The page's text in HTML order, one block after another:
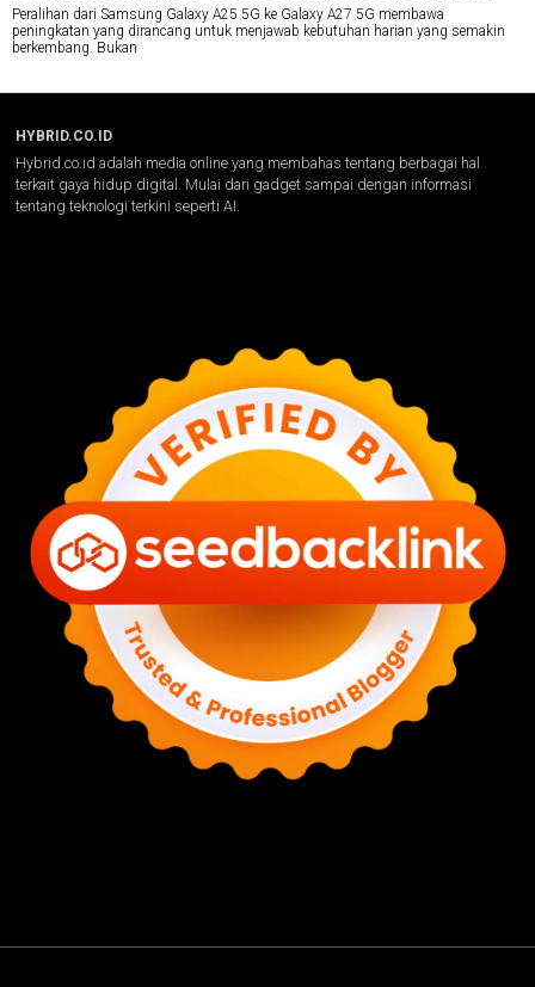
Peralihan dari Samsung Galaxy A25 5G ke Galaxy A27 5G membawa
peningkatan yang dirancang untuk menjawab kebutuhan harian yang semakin
berkembang. Bukan
HYBRID.CO.ID
Hybrid.co.id adalah media online yang membahas tentang berbagai hal
terkait gaya hidup digital. Mulai dari gadget sampai dengan informasi
tentang teknologi terkini seperti AI.